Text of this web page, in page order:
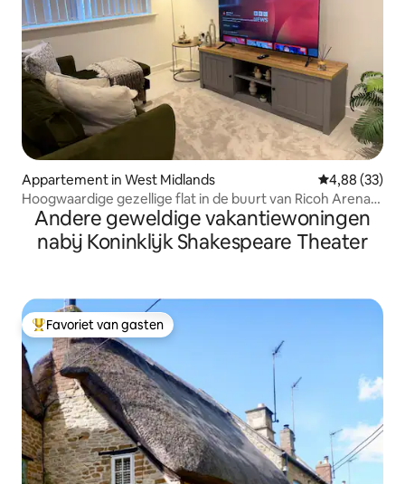
Appartement in West Midlands Gemiddelde
4,88 (33)
Hoogwaardige gezellige flat in de buurt van Ricoh Arena
Coventry
Andere geweldige vakantiewoningen
nabij Koninklijk Shakespeare Theater
Topfavoriet van gasten
Favoriet van gasten